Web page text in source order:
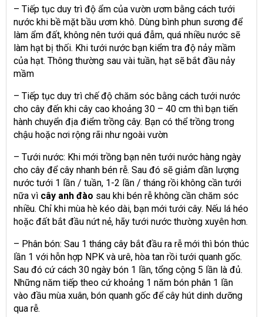
– Tiếp tục duy trì độ ẩm của vườn ươm bằng cách tưới
nước khi bề mặt bầu ươm khô. Dùng bình phun sương để
làm ẩm đất, không nên tưới quá đẫm, quá nhiều nước sẽ
làm hạt bị thối. Khi tưới nước bạn kiểm tra độ nảy mầm
của hạt. Thông thường sau vài tuần, hạt sẽ bắt đầu nảy
mầm
– Tiếp tục duy trì chế độ chăm sóc bằng cách tưới nước
cho cây đến khi cây cao khoảng 30 – 40 cm thì bạn tiến
hành chuyển địa điểm trồng cây. Bạn có thể trồng trong
chậu hoặc nơi rộng rãi như ngoài vườn
– Tưới nước: Khi mới trồng bạn nên tưới nước hàng ngày
cho cây để cây nhanh bén rễ. Sau đó sẽ giảm dần lượng
nước tưới 1 lần / tuần, 1-2 lần / tháng rồi không cần tưới
nữa vì cây anh đào sau khi bén rễ không cần chăm sóc
nhiều. Chỉ khi mùa hè kéo dài, bạn mới tưới cây. Nếu lá héo
hoặc đất bắt đầu nứt nẻ, hãy tưới nước thường xuyên hơn.
– Phân bón: Sau 1 tháng cây bắt đầu ra rễ mới thì bón thúc
lần 1 với hỗn hợp NPK và urê, hòa tan rồi tưới quanh gốc.
Sau đó cứ cách 30 ngày bón 1 lần, tổng cộng 5 lần là đủ.
Những năm tiếp theo cứ khoảng 1 năm bón phân 1 lần
vào đầu mùa xuân, bón quanh gốc để cây hút dinh dưỡng
qua rễ.